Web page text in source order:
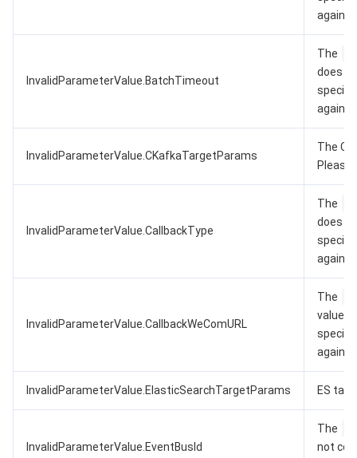
again.
InvalidParameterValue.BatchTimeout
The
does
again.
InvalidParameterValue.CKafkaTargetParams
The
Please
InvalidParameterValue.CallbackType
The
does
again.
InvalidParameterValue.CallbackWeComURL
The
value
again.
InvalidParameterValue.ElasticSearchTargetParams ES
InvalidParameterValue.EventBusId
The
not